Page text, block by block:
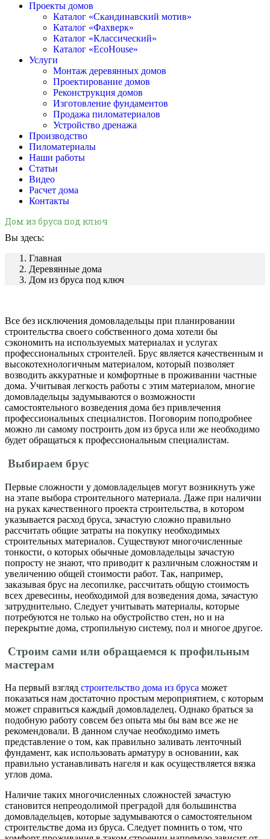
Проекты домов
Каталог «Скандинавский мотив»
Каталог «Фахверк»
Каталог «Классический»
Каталог «EcoHouse»
Услуги
Монтаж деревянных домов
Проектирование домов
Реконструкция домов
Изготовление фундаментов
Продажа пиломатериалов
Устройство дренажа
Производство
Пиломатериалы
Наши работы
Статьи
Видео
Расчет дома
Контакты
Дом из бруса под ключ
Вы здесь:
Главная
Деревянные дома
Дом из бруса под ключ
Все без исключения домовладельцы при планировании
строительства своего собственного дома хотели бы
сэкономить на используемых материалах и услугах
профессиональных строителей. Брус является качественным и
высокотехнологичным материалом, который позволяет
возводить аккуратные и комфортные в проживании частные
дома. Учитывая легкость работы с этим материалом, многие
домовладельцы задумываются о возможности
самостоятельного возведения дома без привлечения
профессиональных специалистов. Поговорим поподробнее
можно ли самому построить дом из бруса или же необходимо
будет обращаться к профессиональным специалистам.
Выбираем брус
Первые сложности у домовладельцев могут возникнуть уже
на этапе выбора строительного материала. Даже при наличии
на руках качественного проекта строительства, в котором
указывается расход бруса, зачастую сложно правильно
рассчитать общие затраты на покупку необходимых
строительных материалов. Существуют многочисленные
тонкости, о которых обычные домовладельцы зачастую
попросту не знают, что приводит к различным сложностям и
увеличению общей стоимости работ. Так, например,
заказывая брус на лесопилке, рассчитать общую стоимость
всех древесины, необходимой для возведения дома, зачастую
затруднительно. Следует учитывать материалы, которые
потребуются не только на обустройство стен, но и на
перекрытие дома, стропильную систему, пол и многое другое.
Строим сами или обращаемся к профильным
мастерам
На первый взгляд строительство дома из бруса может
показаться нам достаточно простым мероприятием, с которым
может справиться каждый домовладелец. Однако браться за
подобную работу совсем без опыта мы бы вам все же не
рекомендовали. В данном случае необходимо иметь
представление о том, как правильно заливать ленточный
фундамент, как использовать арматуру в основании, как
правильно устанавливать нагеля и как осуществляется вязка
углов дома.
Наличие таких многочисленных сложностей зачастую
становится непреодолимой преградой для большинства
домовладельцев, которые задумываются о самостоятельном
строительстве дома из бруса. Следует помнить о том, что